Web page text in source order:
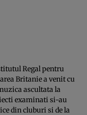
Regal pentru
Britanie a venit cu
ascultata la
examinati si-au
din cluburi si de la